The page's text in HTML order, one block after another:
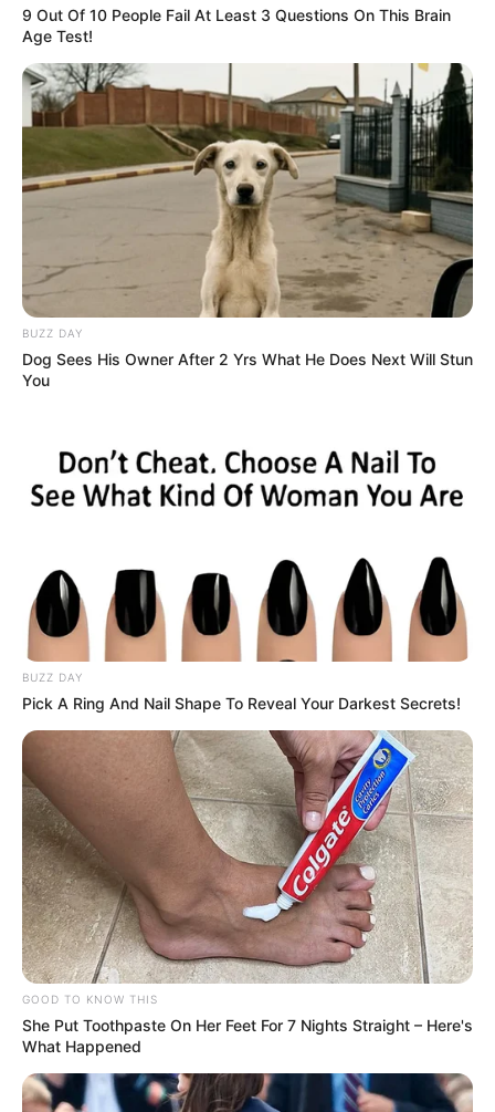
Câmara dos Deputados: anuênios, triênios,
entram no debate.
O que é que os diretores da CONACS foram
fazer na Argentina, durante mobilização em
Brasília?
Modelo para os Agentes de Saúde:
Denúncia anônima leva MP a investigar
prefeito por irregularidades.
se posicionou sobre redução da jornada de
DESTAQUES DO MÊS
Prefeitura realiza a maior entrega de
motocicletas aos Agentes de Saúde da
Terceiro lote da restituição do IR paga R$
4,61 bilhões para 2,7 milhões de
contribuintes.
passo a passo para conseguir o benefício.
Agente de Saúde é indiciada por falsificar
visitas que nunca aconteceram.
Mais de 300 ACS e ACE recebem bicicletas
elétricas, barcos, celulares e aplicativo...
PEC 14 avança no Senado e cumpre
sessões de discussão; Aposentadoria
Especial...
9 Out Of 10 People Fail At Least 3 Questions On This Brain
Age Test!
BUZZ DAY
Dog Sees His Owner After 2 Yrs What He Does Next Will Stun
You
BUZZ DAY
Pick A Ring And Nail Shape To Reveal Your Darkest Secrets!
GOOD TO KNOW THIS
She Put Toothpaste On Her Feet For 7 Nights Straight – Here's
What Happened